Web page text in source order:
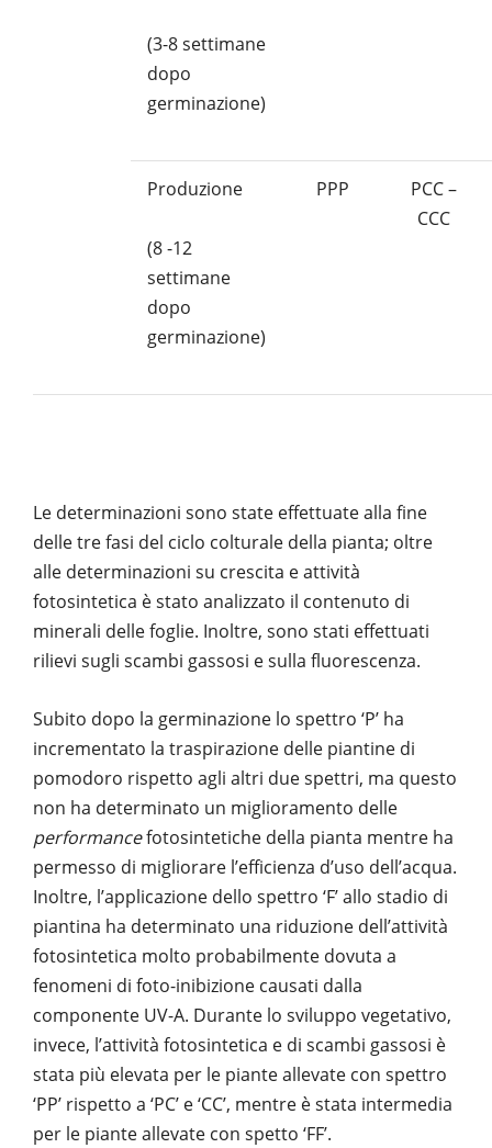
(3-8 settimane
dopo
germinazione)
Produzione
(8 -12
settimane
dopo
germinazione)
PPP
PCC –
CCC
Le determinazioni sono state effettuate alla fine
delle tre fasi del ciclo colturale della pianta; oltre
alle determinazioni su crescita e attività
fotosintetica è stato analizzato il contenuto di
minerali delle foglie. Inoltre, sono stati effettuati
rilievi sugli scambi gassosi e sulla fluorescenza.
Subito dopo la germinazione lo spettro ‘P’ ha
incrementato la traspirazione delle piantine di
pomodoro rispetto agli altri due spettri, ma questo
non ha determinato un miglioramento delle
performancefotosintetiche della pianta mentre ha
permesso di migliorare l’efficienza d’uso dell’acqua.
Inoltre, l’applicazione dello spettro ‘F’ allo stadio di
piantina ha determinato una riduzione dell’attività
fotosintetica molto probabilmente dovuta a
fenomeni di foto-inibizione causati dalla
componente UV-A. Durante lo sviluppo vegetativo,
invece, l’attività fotosintetica e di scambi gassosi è
stata più elevata per le piante allevate con spettro
‘PP’ rispetto a ‘PC’ e ‘CC’, mentre è stata intermedia
per le piante allevate con spetto ‘FF’.